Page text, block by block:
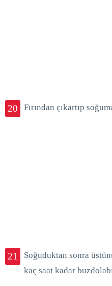
20 Fırından çıkartıp
21
Soğuduktan sonra
kaç saat kadar